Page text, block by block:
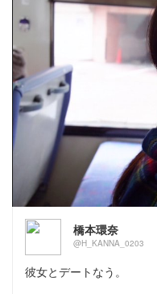
橋本環奈
@H_KANNA_0203
彼女とデートなう。